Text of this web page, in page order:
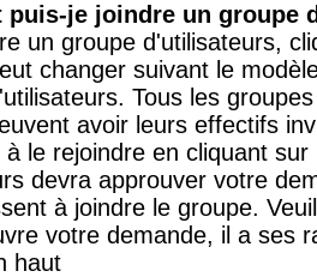
puis-je joindre un groupe
un groupe d'utilisateurs,
changer suivant le
Tous les
avoir leurs effectifs
à le rejoindre en cliquant
devra approuver votre
à joindre le groupe.
votre demande, il a ses
haut